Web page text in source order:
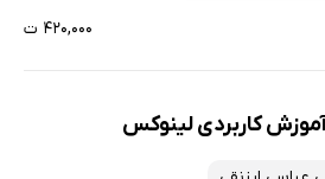
۴۲۰,۰۰۰ ت
کاربردی لینوکس